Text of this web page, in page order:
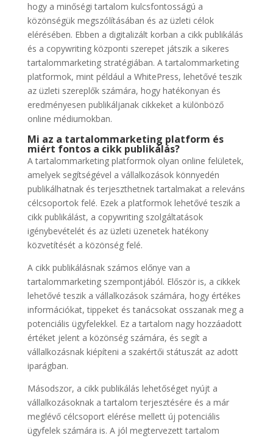
hogy a minőségi tartalom kulcsfontosságú a
közönségük megszólításában és az üzleti célok
elérésében. Ebben a digitalizált korban a cikk publikálás
és a copywriting központi szerepet játszik a sikeres
tartalommarketing stratégiában. A tartalommarketing
platformok, mint például a WhitePress, lehetővé teszik
az üzleti szereplők számára, hogy hatékonyan és
eredményesen publikáljanak cikkeket a különböző
online médiumokban.
Mi az a tartalommarketing platform és
miért fontos a cikk publikálás?
A tartalommarketing platformok olyan online felületek,
amelyek segítségével a vállalkozások könnyedén
publikálhatnak és terjeszthetnek tartalmakat a releváns
célcsoportok felé. Ezek a platformok lehetővé teszik a
cikk publikálást, a copywriting szolgáltatások
igénybevételét és az üzleti üzenetek hatékony
közvetítését a közönség felé.
A cikk publikálásnak számos előnye van a
tartalommarketing szempontjából. Először is, a cikkek
lehetővé teszik a vállalkozások számára, hogy értékes
információkat, tippeket és tanácsokat osszanak meg a
potenciális ügyfelekkel. Ez a tartalom nagy hozzáadott
értéket jelent a közönség számára, és segít a
vállalkozásnak kiépíteni a szakértői státuszát az adott
iparágban.
Másodszor, a cikk publikálás lehetőséget nyújt a
vállalkozásoknak a tartalom terjesztésére és a már
meglévő célcsoport elérése mellett új potenciális
ügyfelek számára is. A jól megtervezett tartalom